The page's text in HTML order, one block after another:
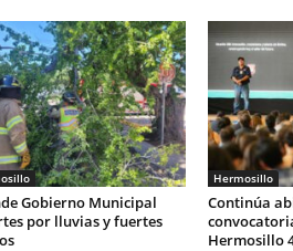
Gobierno Municipal
por lluvias y fuertes
Hermosillo
Continúa
Hermosillo